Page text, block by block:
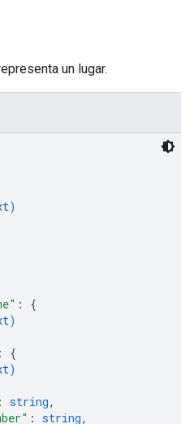
un lugar.
)
: {
)
: {
)
: string,
: string,